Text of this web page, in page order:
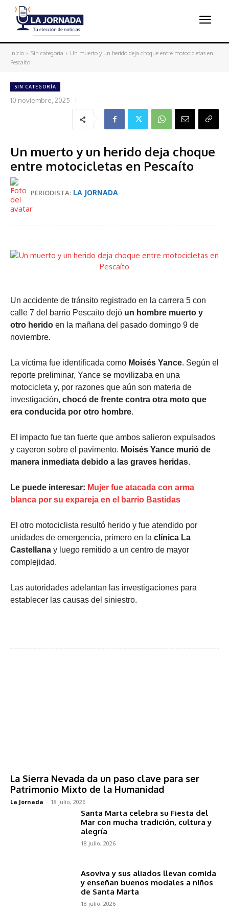
Inicio Sin categoría
Un muerto y un herido deja choque entre motocicletas en
Pescaíto
SIN CATEGORÍA
10 noviembre, 2025
Un muerto y un herido deja choque
entre motocicletas en Pescaíto
PERIODISTA: LA JORNADA
Un accidente de tránsito registrado en la carrera 5 con
calle 7 del barrio Pescaíto dejó un hombre muerto y
otro herido en la mañana del pasado domingo 9 de
noviembre.
La víctima fue identificada como Moisés Yance. Según el
reporte preliminar, Yance se movilizaba en una
motocicleta y, por razones que aún son materia de
investigación, chocó de frente contra otra moto que
era conducida por otro hombre.
El impacto fue tan fuerte que ambos salieron expulsados
y cayeron sobre el pavimento. Moisés Yance murió de
manera inmediata debido a las graves heridas.
Le puede interesar: Mujer fue atacada con arma
blanca por su expareja en el barrio Bastidas
El otro motociclista resultó herido y fue atendido por
unidades de emergencia, primero en la clínica La
Castellana y luego remitido a un centro de mayor
complejidad.
Las autoridades adelantan las investigaciones para
establecer las causas del siniestro.
La Sierra Nevada da un paso clave para ser
Patrimonio Mixto de la Humanidad
La Jornada - 18 julio, 2026
Santa Marta celebra su Fiesta del
Mar con mucha tradición, cultura y
alegría
18 julio, 2026
Asoviva y sus aliados llevan comida
y enseñan buenos modales a niños
de Santa Marta
18 julio, 2026